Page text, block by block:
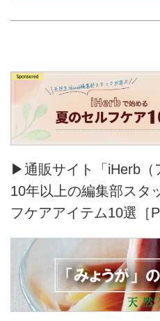
▶通販サイト「iHerb（
10年以上の編集部スタ
フケアアイテム10選［